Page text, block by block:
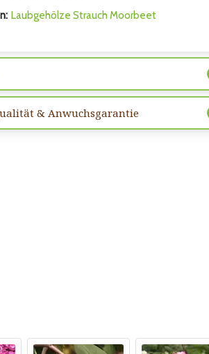
Laubgehölze Strauch Moorbeet
& Anwuchsgarantie